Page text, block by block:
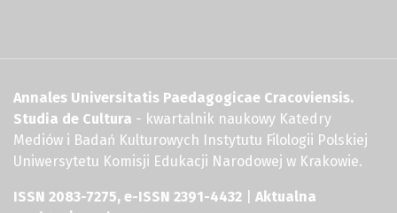
Annales Universitatis Paedagogicae Cracoviensis.
Studia de Cultura - kwartalnik naukowy Katedry
Mediów i Badań Kulturowych Instytutu Filologii Polskiej
Uniwersytetu Komisji Edukacji Narodowej w Krakowie.
ISSN 2083-7275, e-ISSN 2391-4432
Aktualna